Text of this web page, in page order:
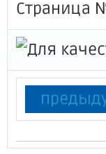
Страница